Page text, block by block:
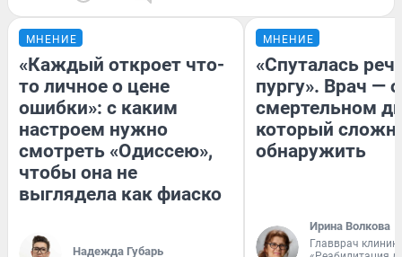
МНЕНИЕ
«Каждый откроет что-
то личное о цене
ошибки»: с каким
настроем нужно
смотреть «Одиссею»,
чтобы она не
выглядела как фиаско
Надежда Губарь
МНЕНИЕ
«Спуталась
пургу». Врач — о
смертельном
который
обнаружить
Ирина Волкова
Главврач